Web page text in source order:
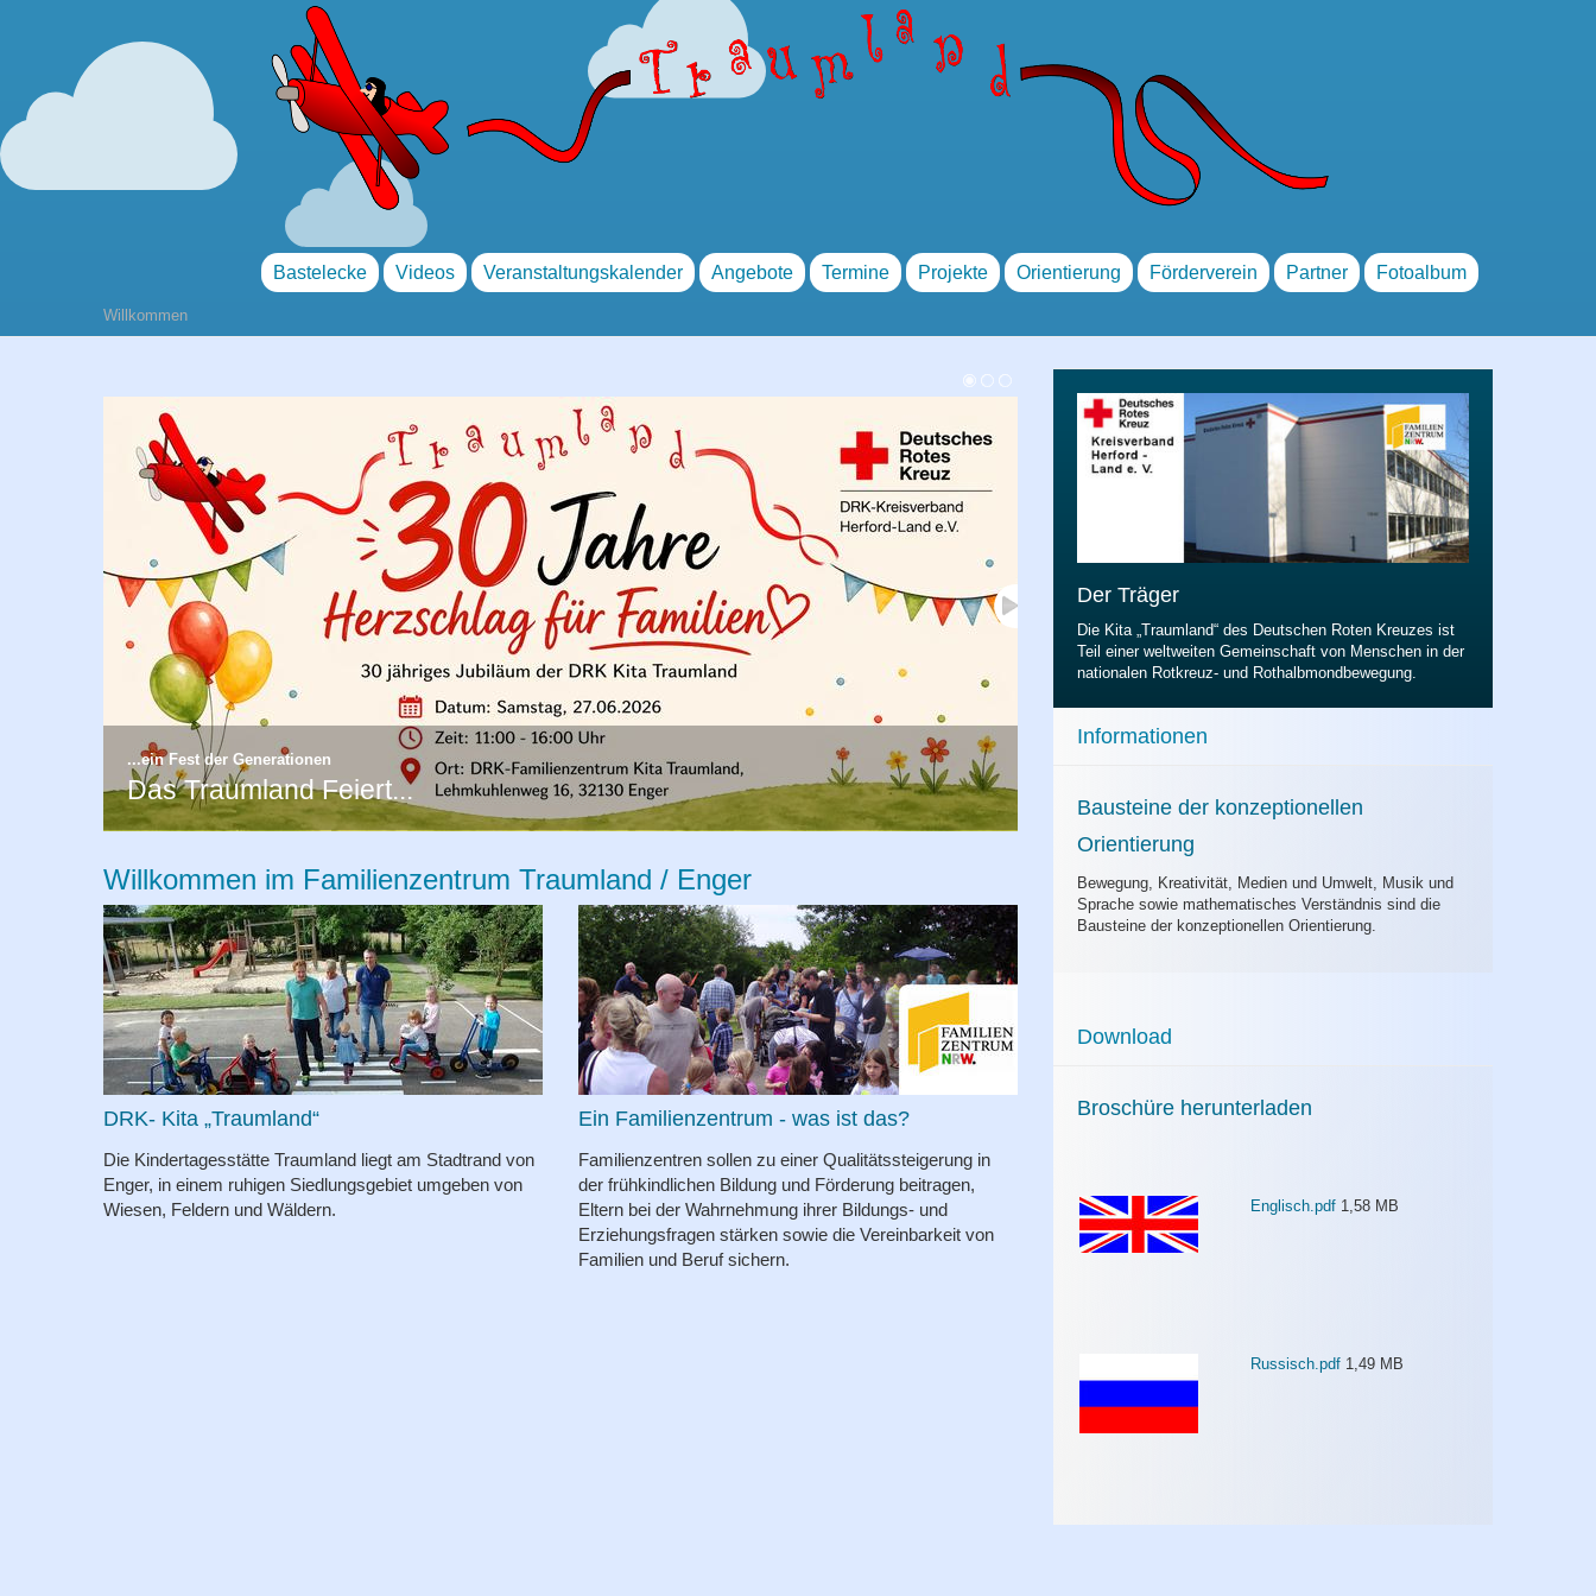
Bastelecke Videos Veranstaltungskalender Angebote Termine Projekte Orientierung Förderverein Partner Fotoalbum
Willkommen
...ein Fest der Generationen
Das Traumland Feiert...
Willkommen im Familienzentrum Traumland / Enger
DRK- Kita „Traumland“
Die Kindertagesstätte Traumland liegt am Stadtrand von
Enger, in einem ruhigen Siedlungsgebiet umgeben von
Wiesen, Feldern und Wäldern.
Ein Familienzentrum - was ist das?
Familienzentren sollen zu einer Qualitätssteigerung in
der frühkindlichen Bildung und Förderung beitragen,
Eltern bei der Wahrnehmung ihrer Bildungs- und
Erziehungsfragen stärken sowie die Vereinbarkeit von
Familien und Beruf sichern.
Der Träger
Die Kita „Traumland“ des Deutschen Roten Kreuzes ist
Teil einer weltweiten Gemeinschaft von Menschen in der
nationalen Rotkreuz- und Rothalbmondbewegung.
Informationen
Bausteine der konzeptionellen
Orientierung
Bewegung, Kreativität, Medien und Umwelt, Musik und
Sprache sowie mathematisches Verständnis sind die
Bausteine der konzeptionellen Orientierung.
Download
Broschüre herunterladen
Englisch.pdf 1,58 MB
Russisch.pdf 1,49 MB